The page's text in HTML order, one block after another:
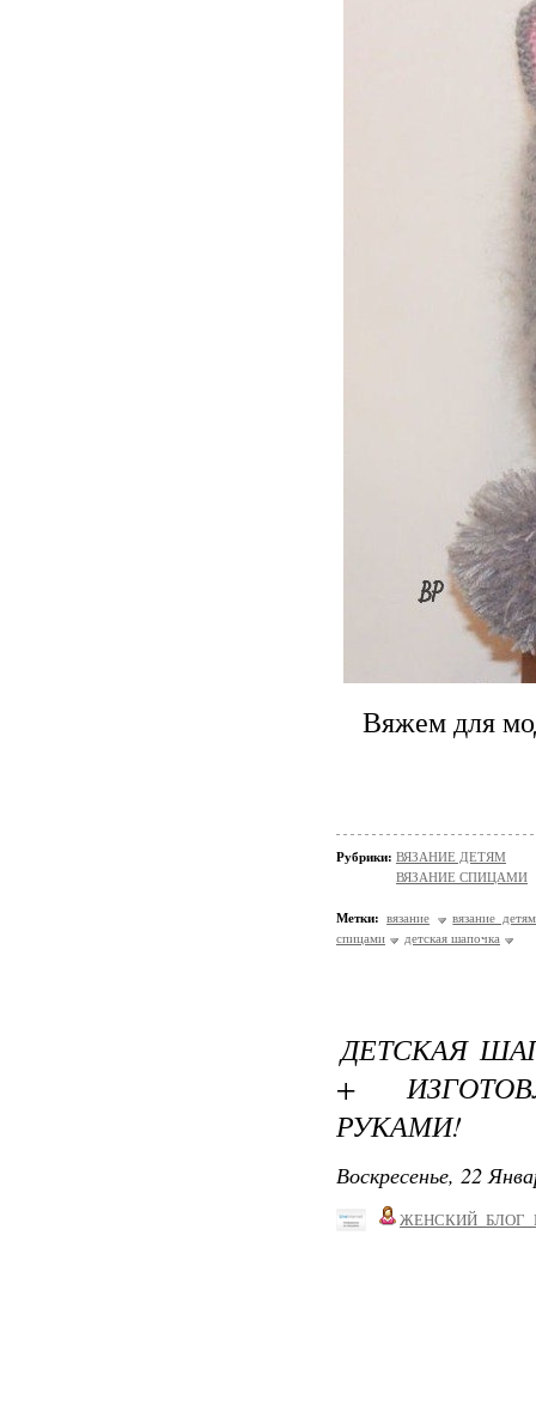
Вяжем для
Рубрики: ВЯЗАНИЕ ДЕТЯМ
ВЯЗАНИЕ СПИЦАМИ
Метки: вязание
вязание детям
спицами
детская шапочка
ДЕТСКАЯ
+
РУКАМИ!
Воскресенье, 22